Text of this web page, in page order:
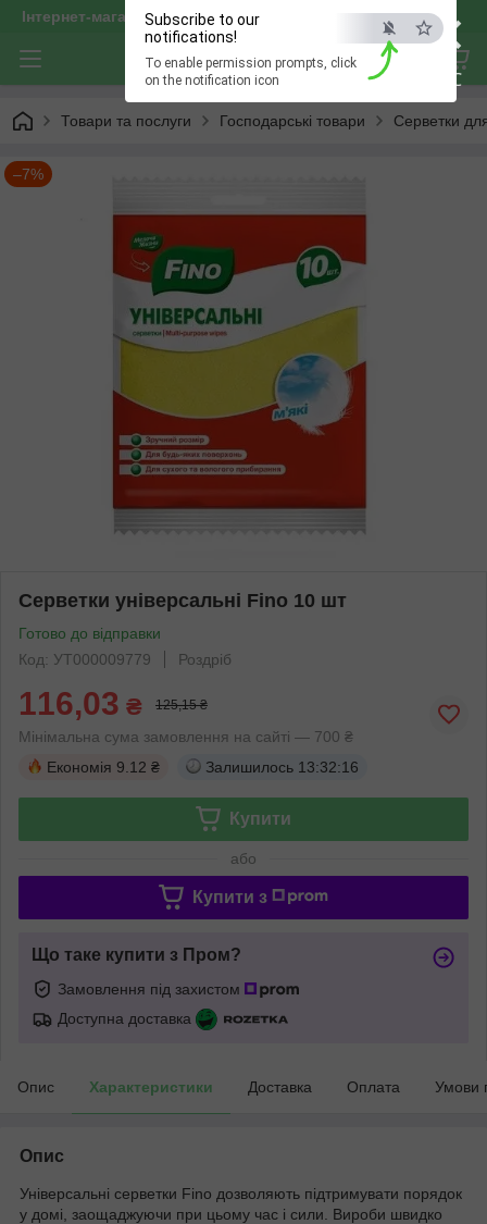
×
ESC
Subscribe to our
notifications!
To enable permission prompts, click
on the notification icon
Інтернет-магазин "optservis"
Товари та послуги Господарські товари Серветки
–7%
Серветки універсальні Fino 10 шт
Готово до відправки
Код: УТ000009779
Роздріб
116,03 ₴ 125,15 ₴
Мінімальна сума замовлення на сайті — 700 ₴
Економія 9.12 ₴ Залишилось 13:32:16
Купити
або
Купити з
Що таке купити з Пром?
Замовлення під захистом
Доступна доставка
Опис Характеристики Доставка Оплата Умови
Опис
Універсальні серветки Fino дозволяють підтримувати порядок
у домі, заощаджуючи при цьому час і сили. Вироби швидко